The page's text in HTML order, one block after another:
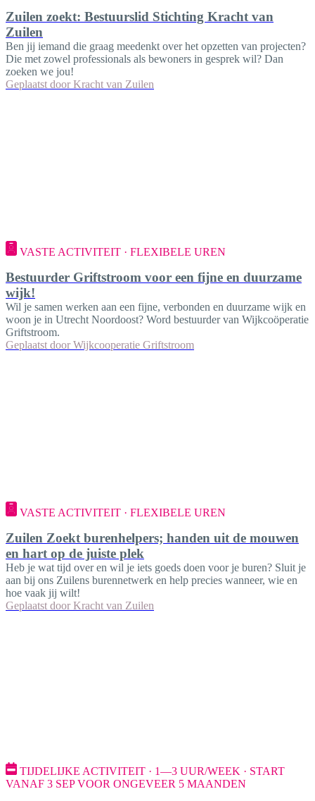
Zuilen zoekt: Bestuurslid Stichting Kracht van
Zuilen
Ben jij iemand die graag meedenkt over het opzetten van projecten?
Die met zowel professionals als bewoners in gesprek wil? Dan
zoeken we jou!
Geplaatst door Kracht van Zuilen
VASTE ACTIVITEIT · FLEXIBELE UREN
Bestuurder Griftstroom voor een fijne en duurzame
wijk!
Wil je samen werken aan een fijne, verbonden en duurzame wijk en
woon je in Utrecht Noordoost? Word bestuurder van Wijkcoöperatie
Griftstroom.
Geplaatst door Wijkcooperatie Griftstroom
VASTE ACTIVITEIT · FLEXIBELE UREN
Zuilen Zoekt burenhelpers; handen uit de mouwen
en hart op de juiste plek
Heb je wat tijd over en wil je iets goeds doen voor je buren? Sluit je
aan bij ons Zuilens burennetwerk en help precies wanneer, wie en
hoe vaak jij wilt!
Geplaatst door Kracht van Zuilen
TIJDELIJKE ACTIVITEIT · 1—3 UUR/WEEK · START
VANAF 3 SEP VOOR ONGEVEER 5 MAANDEN